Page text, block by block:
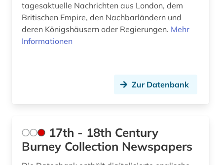
asien (11)
asienforschung (4)
atomare bedrohung (1)
audio recordings (1)
tagesaktuelle Nachrichten aus London, dem
Britischen Empire, den Nachbarländern und
deren Königshäusern oder Regierungen. Mehr
Informationen
Zur Datenbank
17th - 18th Century
Burney Collection Newspapers